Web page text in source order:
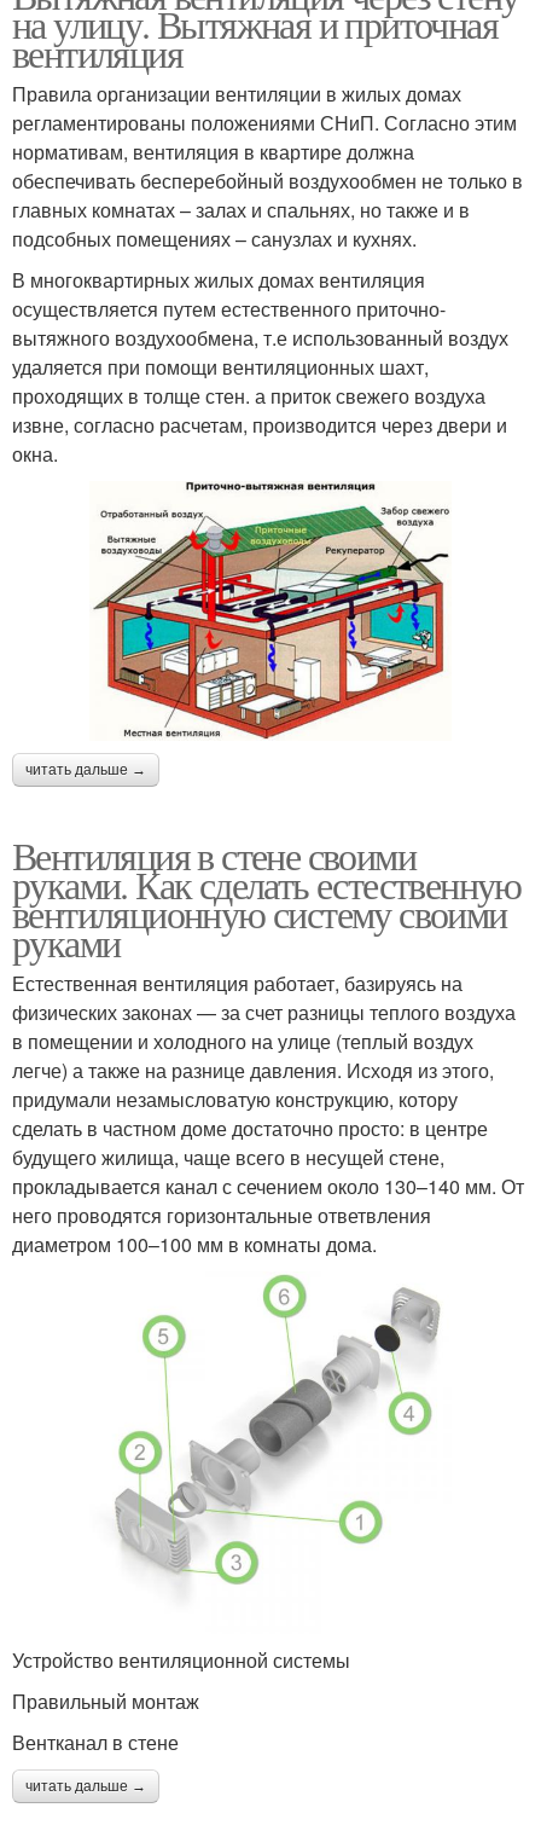
на улицу. Вытяжная и приточная
вентиляция
Правила организации вентиляции в жилых домах
регламентированы положениями СНиП. Согласно этим
нормативам, вентиляция в квартире должна
обеспечивать бесперебойный воздухообмен не только в
главных комнатах – залах и спальнях, но также и в
подсобных помещениях – санузлах и кухнях.
В многоквартирных жилых домах вентиляция
осуществляется путем естественного приточно-
вытяжного воздухообмена, т.е использованный воздух
удаляется при помощи вентиляционных шахт,
проходящих в толще стен. а приток свежего воздуха
извне, согласно расчетам, производится через двери и
окна.
читать дальше →
Вентиляция в стене своими
руками. Как сделать естественную
вентиляционную систему своими
руками
Естественная вентиляция работает, базируясь на
физических законах — за счет разницы теплого воздуха
в помещении и холодного на улице (теплый воздух
легче) а также на разнице давления. Исходя из этого,
придумали незамысловатую конструкцию, котору
сделать в частном доме достаточно просто: в центре
будущего жилища, чаще всего в несущей стене,
прокладывается канал с сечением около 130–140 мм. От
него проводятся горизонтальные ответвления
диаметром 100–100 мм в комнаты дома.
Устройство вентиляционной системы
Правильный монтаж
Вентканал в стене
читать дальше →